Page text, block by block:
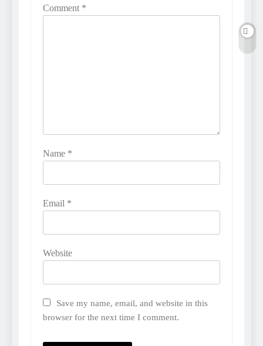
Comment *
Name *
Email *
Website
Save my name, email, and website in this
browser for the next time I comment.